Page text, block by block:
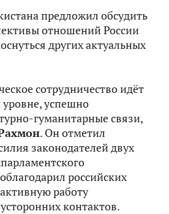
предложил обсудить
отношений России
других актуальных
сотрудничество идёт
успешно
гуманитарные связи,
. Он отметил
законодателей двух
российских
работу
контактов.